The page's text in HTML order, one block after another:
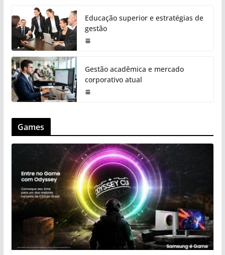
Educação superior e estratégias de
gestão
Gestão acadêmica e mercado
corporativo atual
Games